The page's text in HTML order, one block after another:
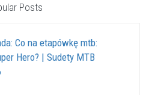
Posts
Co na etapówkę mtb:
Hero? | Sudety MTB